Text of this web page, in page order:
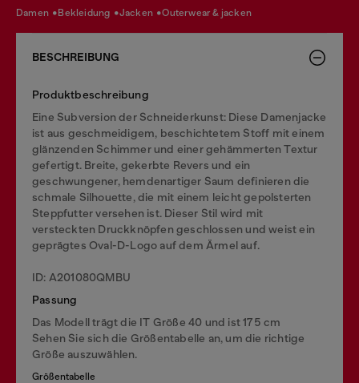
damen bekleidung jacken outerwear & jacken
BESCHREIBUNG
Produktbeschreibung
Eine Subversion der Schneiderkunst: Diese Damenjacke
ist aus geschmeidigem, beschichtetem Stoff mit einem
glänzenden Schimmer und einer gehämmerten Textur
gefertigt. Breite, gekerbte Revers und ein
geschwungener, hemdenartiger Saum definieren die
schmale Silhouette, die mit einem leicht gepolsterten
Steppfutter versehen ist. Dieser Stil wird mit
versteckten Druckknöpfen geschlossen und weist ein
geprägtes Oval-D-Logo auf dem Ärmel auf.
ID: A201080QMBU
Passung
Das Modell trägt die IT Größe 40 und ist 175 cm
Sehen Sie sich die Größentabelle an, um die richtige
Größe auszuwählen.
Größentabelle